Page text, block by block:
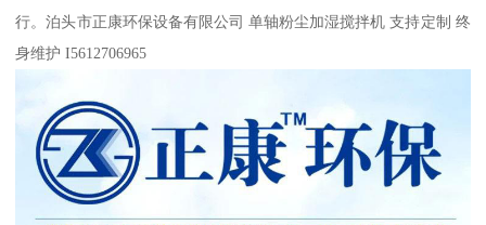
行。泊头市正康环保设备有限公司 单轴粉尘加湿搅拌机 支持定制 终
身维护 I5612706965